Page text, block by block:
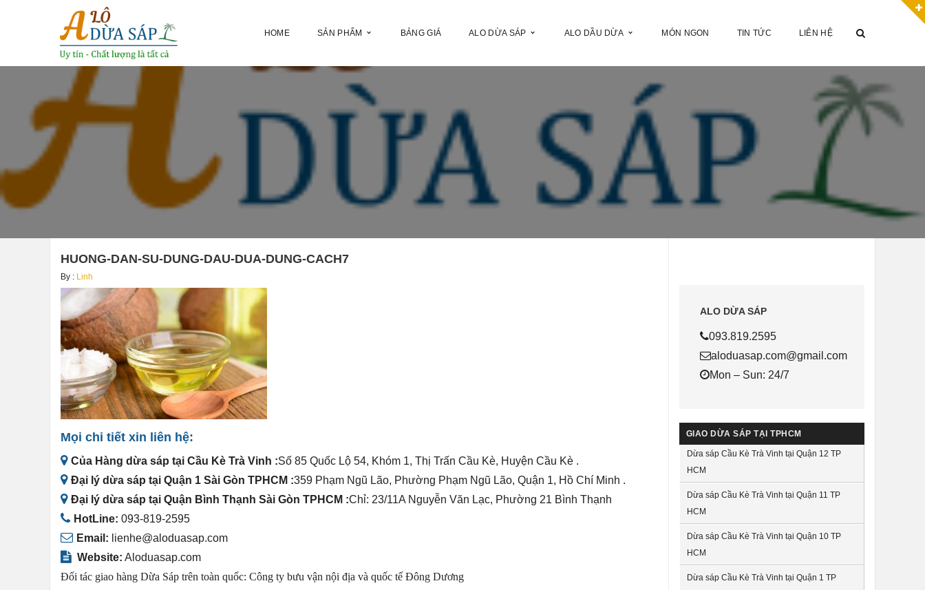
HOME SẢN PHẨM BẢNG GIÁ ALO DỪA SÁP ALO DẦU DỪA MÓN NGON TIN TỨC LIÊN HỆ
HUONG-DAN-SU-DUNG-DAU-DUA-DUNG-CACH7
By : Linh
Mọi chi tiết xin liên hệ:
Của Hàng dừa sáp tại Cầu Kè Trà Vinh :Số 85 Quốc Lộ 54, Khóm 1, Thị Trấn Cầu Kè, Huyện Cầu Kè .
Đại lý dừa sáp tại Quận 1 Sài Gòn TPHCM :359 Phạm Ngũ Lão, Phường Phạm Ngũ Lão, Quận 1, Hồ Chí Minh .
Đại lý dừa sáp tại Quận Bình Thạnh Sài Gòn TPHCM :Chỉ: 23/11A Nguyễn Văn Lạc, Phường 21 Bình Thạnh
HotLine: 093-819-2595
Email: lienhe@aloduasap.com
Website: Aloduasap.com
Đối tác giao hàng Dừa Sáp trên toàn quốc: Công ty bưu vận nội địa và quốc tế Đông Dương
ALO DỪA SÁP
093.819.2595
aloduasap.com@gmail.com
Mon – Sun: 24/7
GIAO DỪA SÁP TẠI TPHCM
Dừa sáp Cầu Kè Trà Vinh tại Quận 12 TP
HCM
Dừa sáp Cầu Kè Trà Vinh tại Quận 11 TP
HCM
Dừa sáp Cầu Kè Trà Vinh tại Quận 10 TP
HCM
Dừa sáp Cầu Kè Trà Vinh tại Quận 1 TP